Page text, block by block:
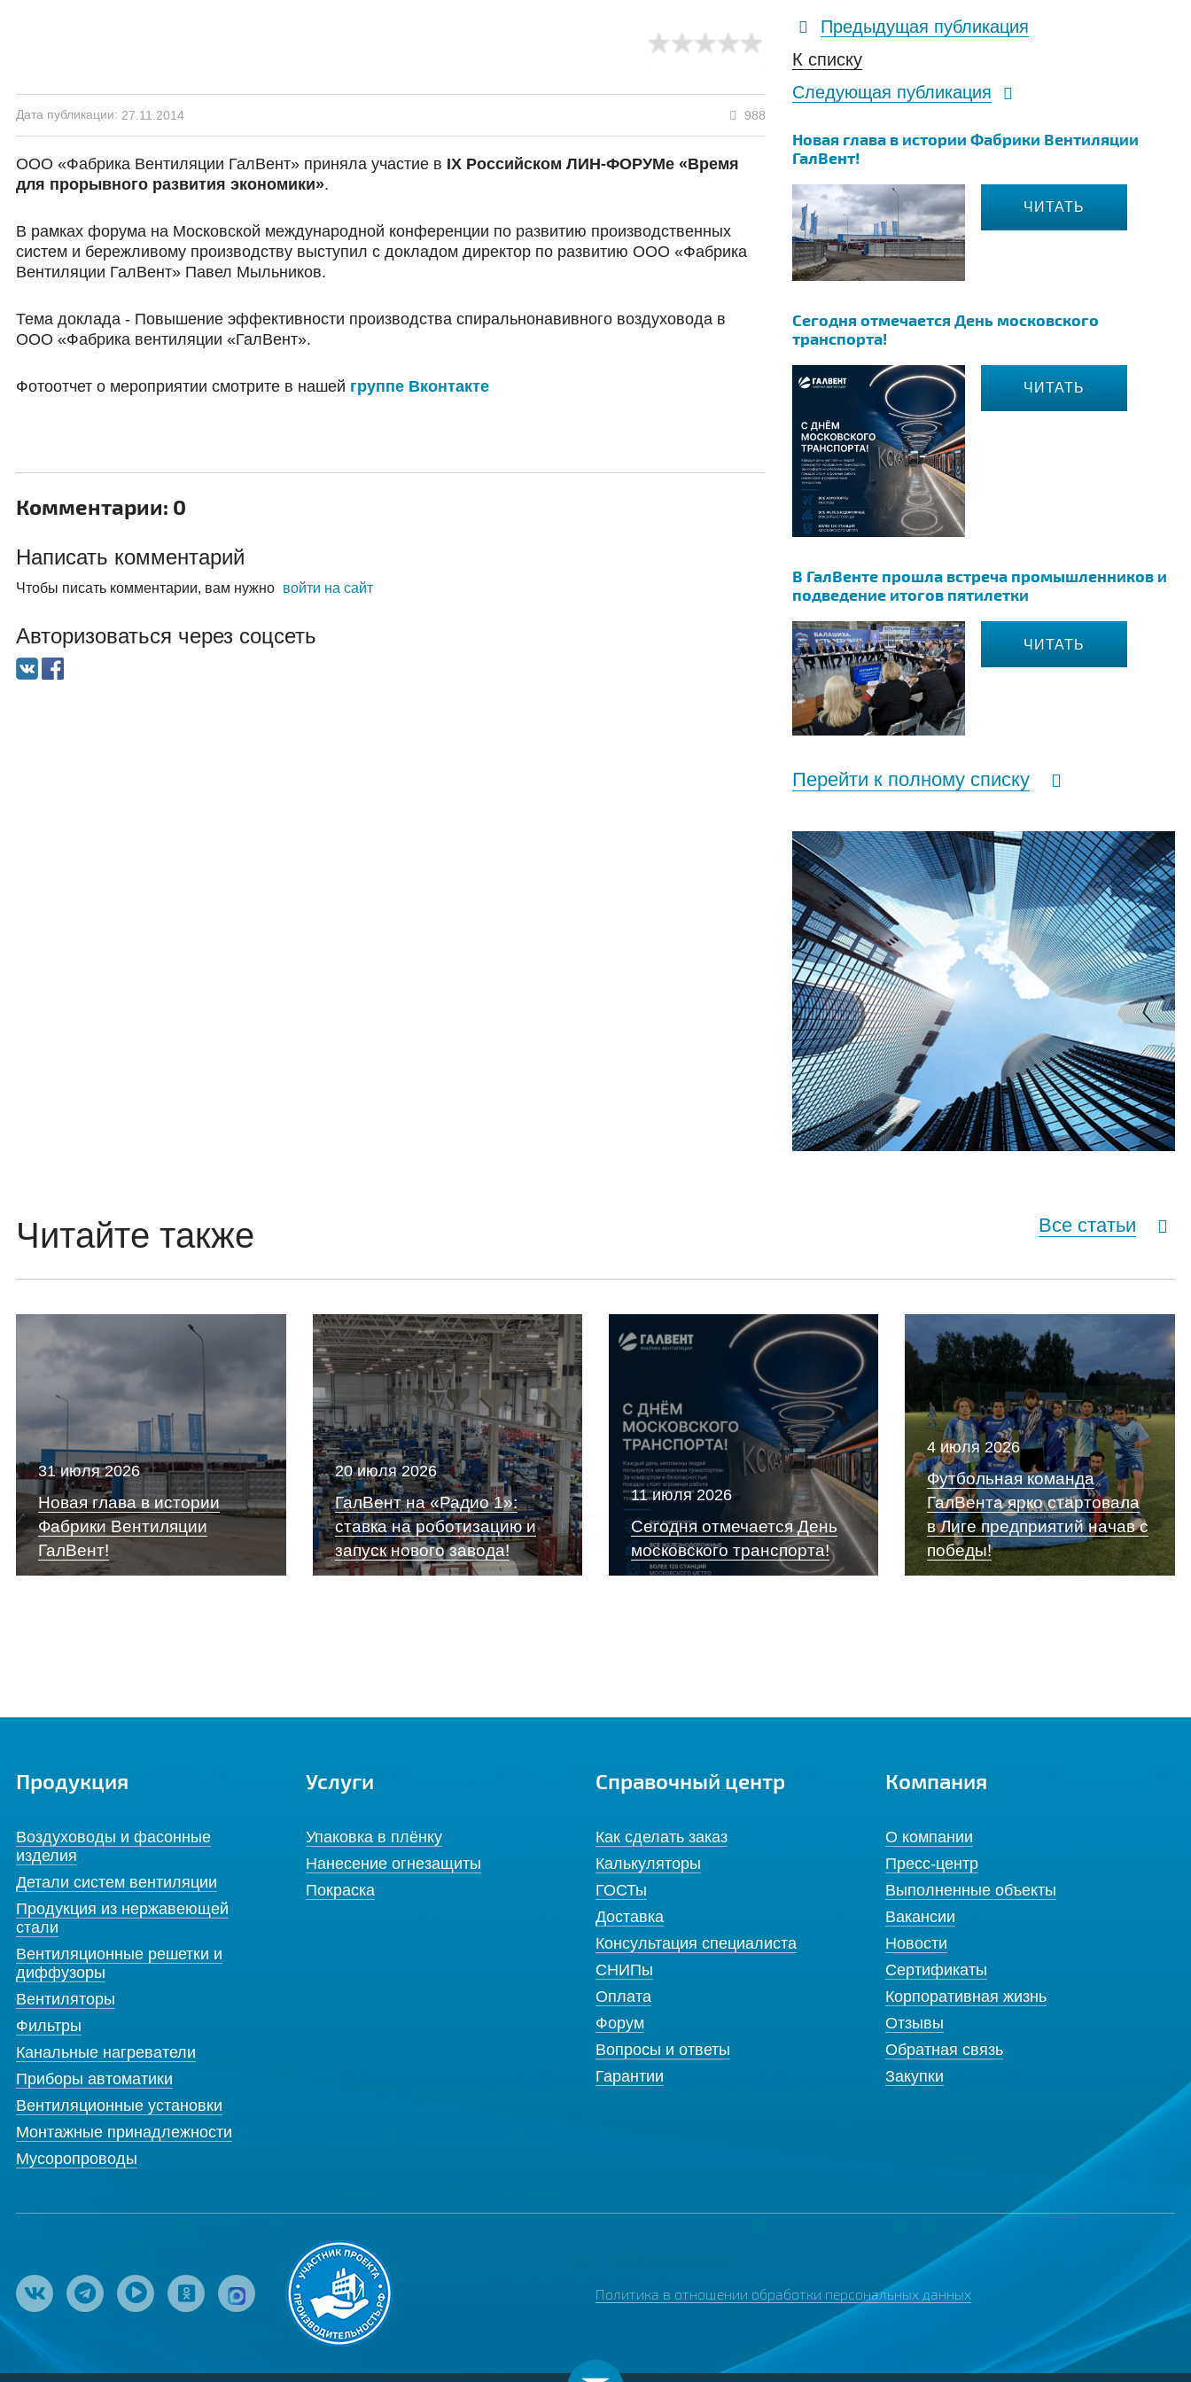
Дата публикации: 27.11.2014 988
ООО «Фабрика Вентиляции ГалВент» приняла участие в IХ Российском ЛИН-ФОРУМе «Время
для прорывного развития экономики».
В рамках форума на Московской международной конференции по развитию производственных
систем и бережливому производству выступил с докладом директор по развитию ООО «Фабрика
Вентиляции ГалВент» Павел Мыльников.
Тема доклада - Повышение эффективности производства спиральнонавивного воздуховода в
ООО «Фабрика вентиляции «ГалВент».
Фотоотчет о мероприятии смотрите в нашей группе Вконтакте
Комментарии: 0
Написать комментарий
Чтобы писать комментарии, вам нужно войти на сайт
Авторизоваться через соцсеть
Предыдущая публикация
К списку
Следующая публикация
Новая глава в истории Фабрики Вентиляции
ГалВент!
ЧИТАТЬ
Сегодня отмечается День московского
транспорта!
ЧИТАТЬ
В ГалВенте прошла встреча промышленников и
подведение итогов пятилетки
ЧИТАТЬ
Перейти к полному списку
Читайте также Все статьи
31 июля 2026
Новая глава в истории
Фабрики Вентиляции
ГалВент!
20 июля 2026
ГалВент на «Радио 1»:
ставка на роботизацию и
запуск нового завода!
11 июля 2026
Сегодня отмечается День
московского транспорта!
4 июля 2026
Футбольная команда
ГалВента ярко стартовала
в Лиге предприятий начав с
победы!
Продукция
Воздуховоды и фасонные
изделия
Детали систем вентиляции
Продукция из нержавеющей
стали
Вентиляционные решетки и
диффузоры
Вентиляторы
Фильтры
Канальные нагреватели
Приборы автоматики
Вентиляционные установки
Монтажные принадлежности
Мусоропроводы
Услуги
Упаковка в плёнку
Нанесение огнезащиты
Покраска
Справочный центр
Как сделать заказ
Калькуляторы
ГОСТы
Доставка
Консультация специалиста
СНИПы
Оплата
Форум
Вопросы и ответы
Гарантии
Компания
О компании
Пресс-центр
Выполненные объекты
Вакансии
Новости
Сертификаты
Корпоративная жизнь
Отзывы
Обратная связь
Закупки
Политика в отношении обработки персональных данных